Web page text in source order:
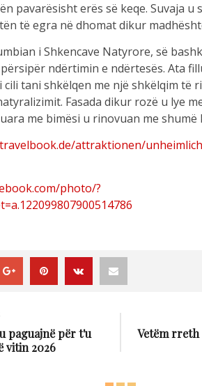
pavarësisht erës së keqe. Suvaja
të egra në dhomat dikur
i Shkencave Natyrore, së
ndërtimin e ndërtesës. Ata
tani shkëlqen me një shkëlqim të
Fasada dikur rozë u lye
me bimësi u rinovuan me shumë
attraktionen/
photo/?
paguajnë për t'u
vitin 2026
Vetëm rreth